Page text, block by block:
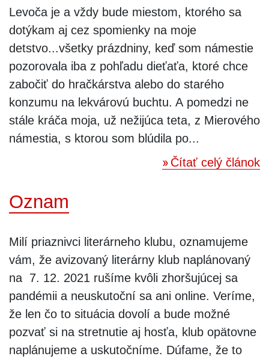
Levoča je a vždy bude miestom, ktorého sa
dotýkam aj cez spomienky na moje
detstvo...všetky prázdniny, keď som námestie
pozorovala iba z pohľadu dieťaťa, ktoré chce
zabočiť do hračkárstva alebo do starého
konzumu na lekvárovú buchtu. A pomedzi ne
stále kráča moja, už nežijúca teta, z Mierového
námestia, s ktorou som blúdila po...
Čítať celý článok
Oznam
Milí priaznivci literárneho klubu, oznamujeme
vám, že avizovaný literárny klub naplánovaný
na 7. 12. 2021 rušíme kvôli zhoršujúcej sa
pandémii a neuskutoční sa ani online. Veríme,
že len čo to situácia dovolí a bude možné
pozvať si na stretnutie aj hosťa, klub opätovne
naplánujeme a uskutočníme. Dúfame, že to